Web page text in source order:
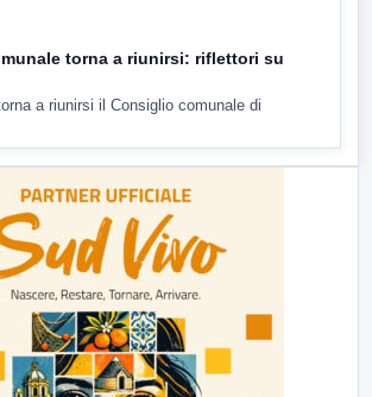
torna a riunirsi: riflettori su
a riunirsi il Consiglio comunale di